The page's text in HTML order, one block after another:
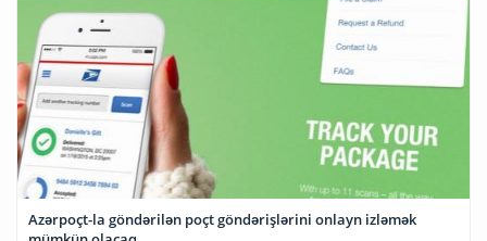
Azərpoçt-la göndərilən poçt göndərişlərini onlayn izləmək